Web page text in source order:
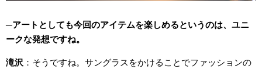
アートとしても今回のアイテムを楽しめるというのは、ユニ
ークな発想ですね。
滝沢
そうですね。サングラスをかけることでファッションの